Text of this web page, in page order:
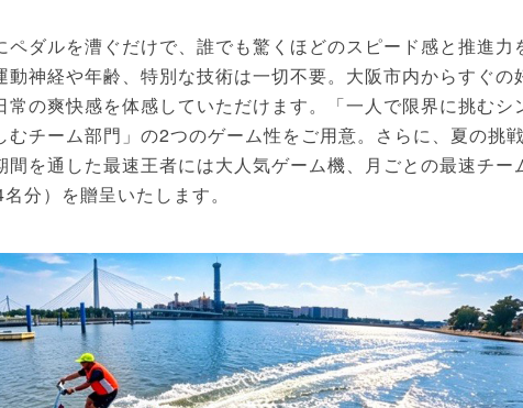
ダルを漕ぐだけで、誰でも驚くほどのスピード感と推進力
神経や年齢、特別な技術は一切不要。大阪市内からすぐの
の爽快感を体感していただけます。「一人で限界に挑むシ
チーム部門」の2つのゲーム性をご用意。さらに、夏の挑戦
を通した最速王者には大人気ゲーム機、月ごとの最速チー
分）を贈呈いたします。